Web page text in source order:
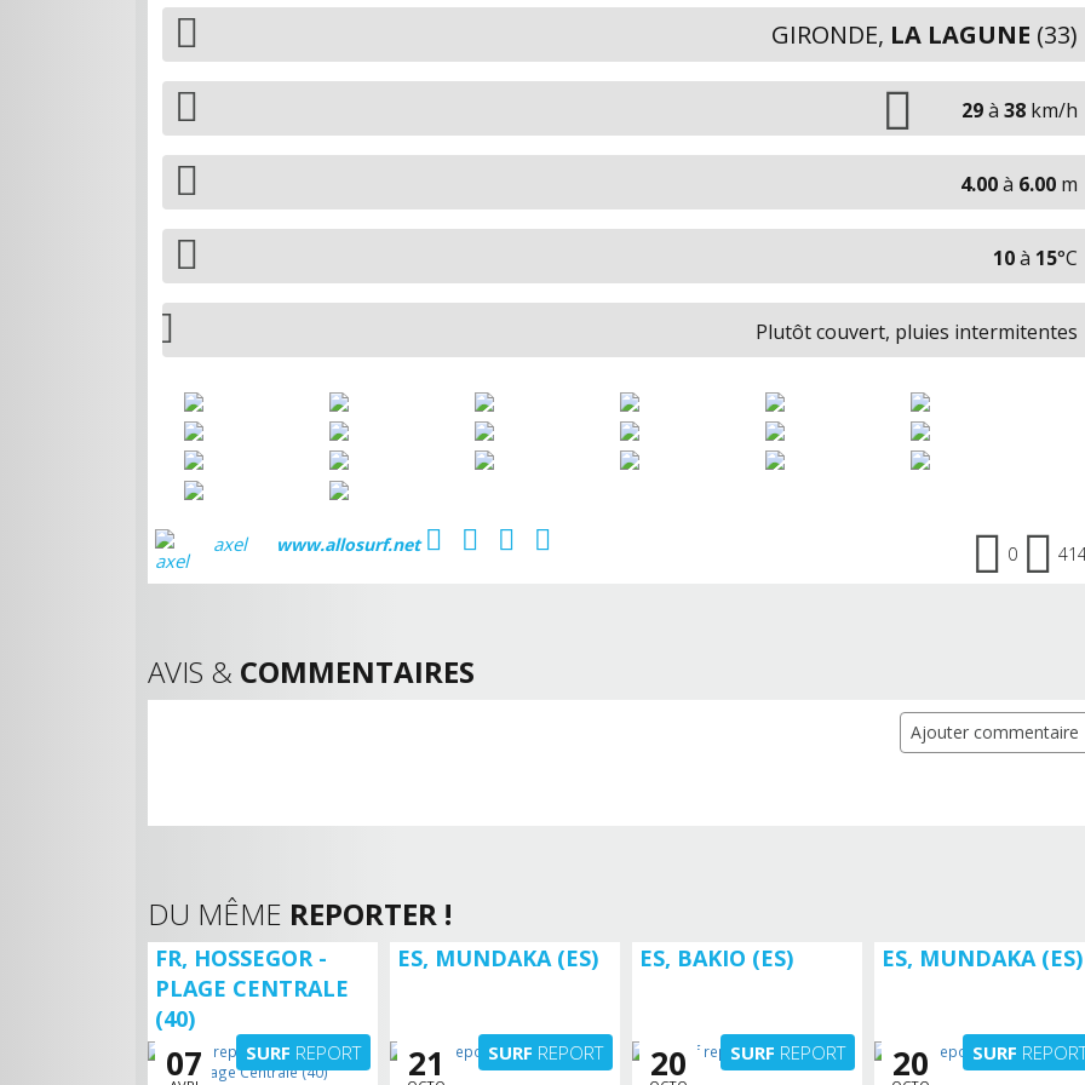
GIRONDE, LA LAGUNE (33)
29à 38 km/h
4.00à 6.00 m
10à 15°C
Plutôt couvert, pluies intermitentes
axel www.allosurf.net 0
AVIS & COMMENTAIRES
Ajouter commentaire
DU MÊME REPORTER !
FR, HOSSEGOR -
PLAGE CENTRALE
(40)
07 SURF REPORT
ES, MUNDAKA (ES)
21 SURF REPORT
ES, BAKIO (ES)
20 SURF REPORT
ES, MUNDAKA (ES)
20 SURF